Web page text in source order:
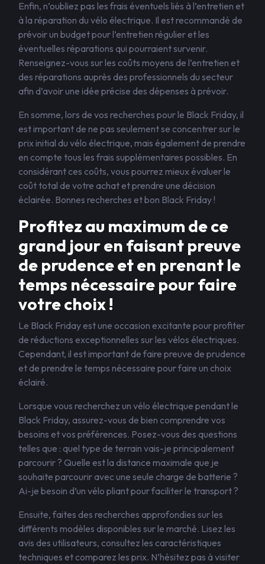
Enfin, n’oubliez pas les frais éventuels liés à l’entretien et
à la réparation du vélo électrique. Il est recommandé de
prévoir un budget pour l’entretien régulier et les
éventuelles réparations qui pourraient survenir.
Renseignez-vous sur les coûts moyens de l’entretien et
des réparations auprès des professionnels du secteur
afin d’avoir une idée précise des dépenses à prévoir.
En somme, lors de vos recherches pour le Black Friday, il
est important de ne pas seulement se concentrer sur le
prix initial du vélo électrique, mais également de prendre
en compte tous les frais supplémentaires possibles. En
considérant ces coûts, vous pourrez mieux évaluer le
coût total de votre achat et prendre une décision
éclairée. Bonnes recherches et bon Black Friday !
Profitez au maximum de ce
grand jour en faisant preuve
de prudence et en prenant le
temps nécessaire pour faire
votre choix !
Le Black Friday est une occasion excitante pour profiter
de réductions exceptionnelles sur les vélos électriques.
Cependant, il est important de faire preuve de prudence
et de prendre le temps nécessaire pour faire un choix
éclairé.
Lorsque vous recherchez un vélo électrique pendant le
Black Friday, assurez-vous de bien comprendre vos
besoins et vos préférences. Posez-vous des questions
telles que : quel type de terrain vais-je principalement
parcourir ? Quelle est la distance maximale que je
souhaite parcourir avec une seule charge de batterie ?
Ai-je besoin d’un vélo pliant pour faciliter le transport ?
Ensuite, faites des recherches approfondies sur les
différents modèles disponibles sur le marché. Lisez les
avis des utilisateurs, consultez les caractéristiques
techniques et comparez les prix. N’hésitez pas à visiter